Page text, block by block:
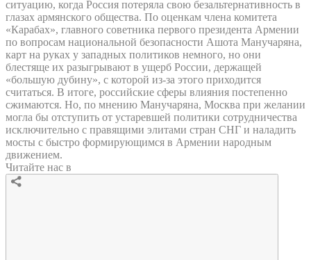
ситуацию, когда Россия потеряла свою безальтернативность в
глазах армянского общества. По оценкам члена комитета
«Карабах», главного советника первого президента Армении
по вопросам национальной безопасности Ашота Манучаряна,
карт на руках у западных политиков немного, но они
блестяще их разыгрывают в ущерб России, держащей
«большую дубину», с которой из-за этого приходится
считаться. В итоге, российские сферы влияния постепенно
сжимаются. Но, по мнению Манучаряна, Москва при желании
могла бы отступить от устаревшей политики сотрудничества
исключительно с правящими элитами стран СНГ и наладить
мосты с быстро формирующимся в Армении народным
движением.
Читайте нас в